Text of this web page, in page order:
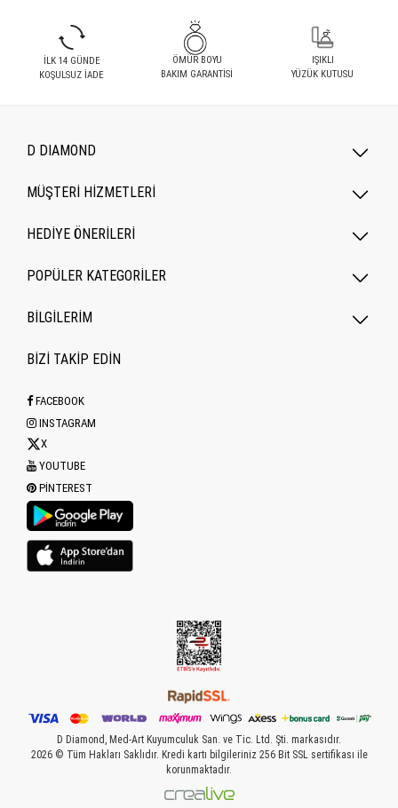
İLK 14 GÜNDE
KOŞULSUZ İADE
ÖMÜR BOYU
BAKIM GARANTİSİ
IŞIKLI
YÜZÜK KUTUSU
D DIAMOND
MÜŞTERİ HİZMETLERİ
HEDİYE ÖNERİLERİ
POPÜLER KATEGORILER
BİLGİLERİM
BİZİ TAKİP EDİN
FACEBOOK
INSTAGRAM
X
YOUTUBE
PINTEREST
D Diamond, Med-Art Kuyumculuk San. ve Tic. Ltd. Şti. markasıdır.
2026 © Tüm Hakları Saklıdır. Kredi kartı bilgileriniz 256 Bit SSL sertifikası ile
korunmaktadır.